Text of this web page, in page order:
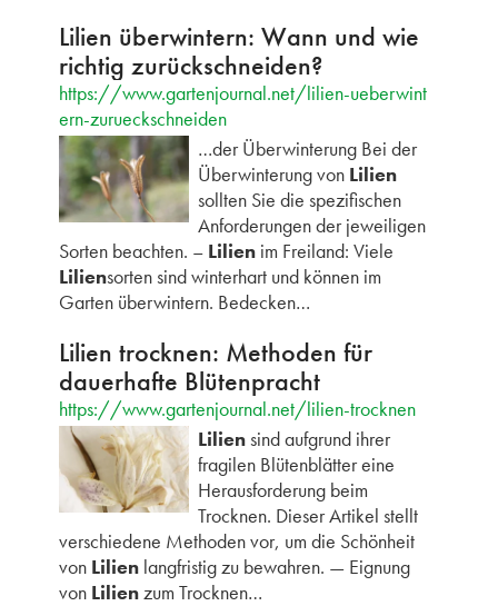
Lilien überwintern: Wann und wie
richtig zurückschneiden?
https://www.gartenjournal.net/lilien-ueberwint
ern-zurueckschneiden
…der Überwinterung Bei der
Überwinterung von Lilien
sollten Sie die spezifischen
Anforderungen der jeweiligen
Sorten beachten. – Lilienim Freiland: Viele
Liliensorten sind winterhart und können im
Garten überwintern. Bedecken…
Lilien trocknen: Methoden für
dauerhafte Blütenpracht
https://www.gartenjournal.net/lilien-trocknen
Liliensind aufgrund ihrer
fragilen Blütenblätter eine
Herausforderung beim
Trocknen. Dieser Artikel stellt
verschiedene Methoden vor, um die Schönheit
von Lilienlangfristig zu bewahren. — Eignung
von Lilienzum Trocknen…